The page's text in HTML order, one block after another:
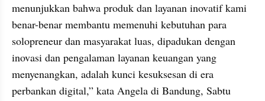
menunjukkan bahwa produk dan layanan inovatif kami
benar-benar membantu memenuhi kebutuhan para
solopreneur dan masyarakat luas, dipadukan dengan
inovasi dan pengalaman layanan keuangan yang
menyenangkan, adalah kunci kesuksesan di era
perbankan digital,” kata Angela di Bandung, Sabtu